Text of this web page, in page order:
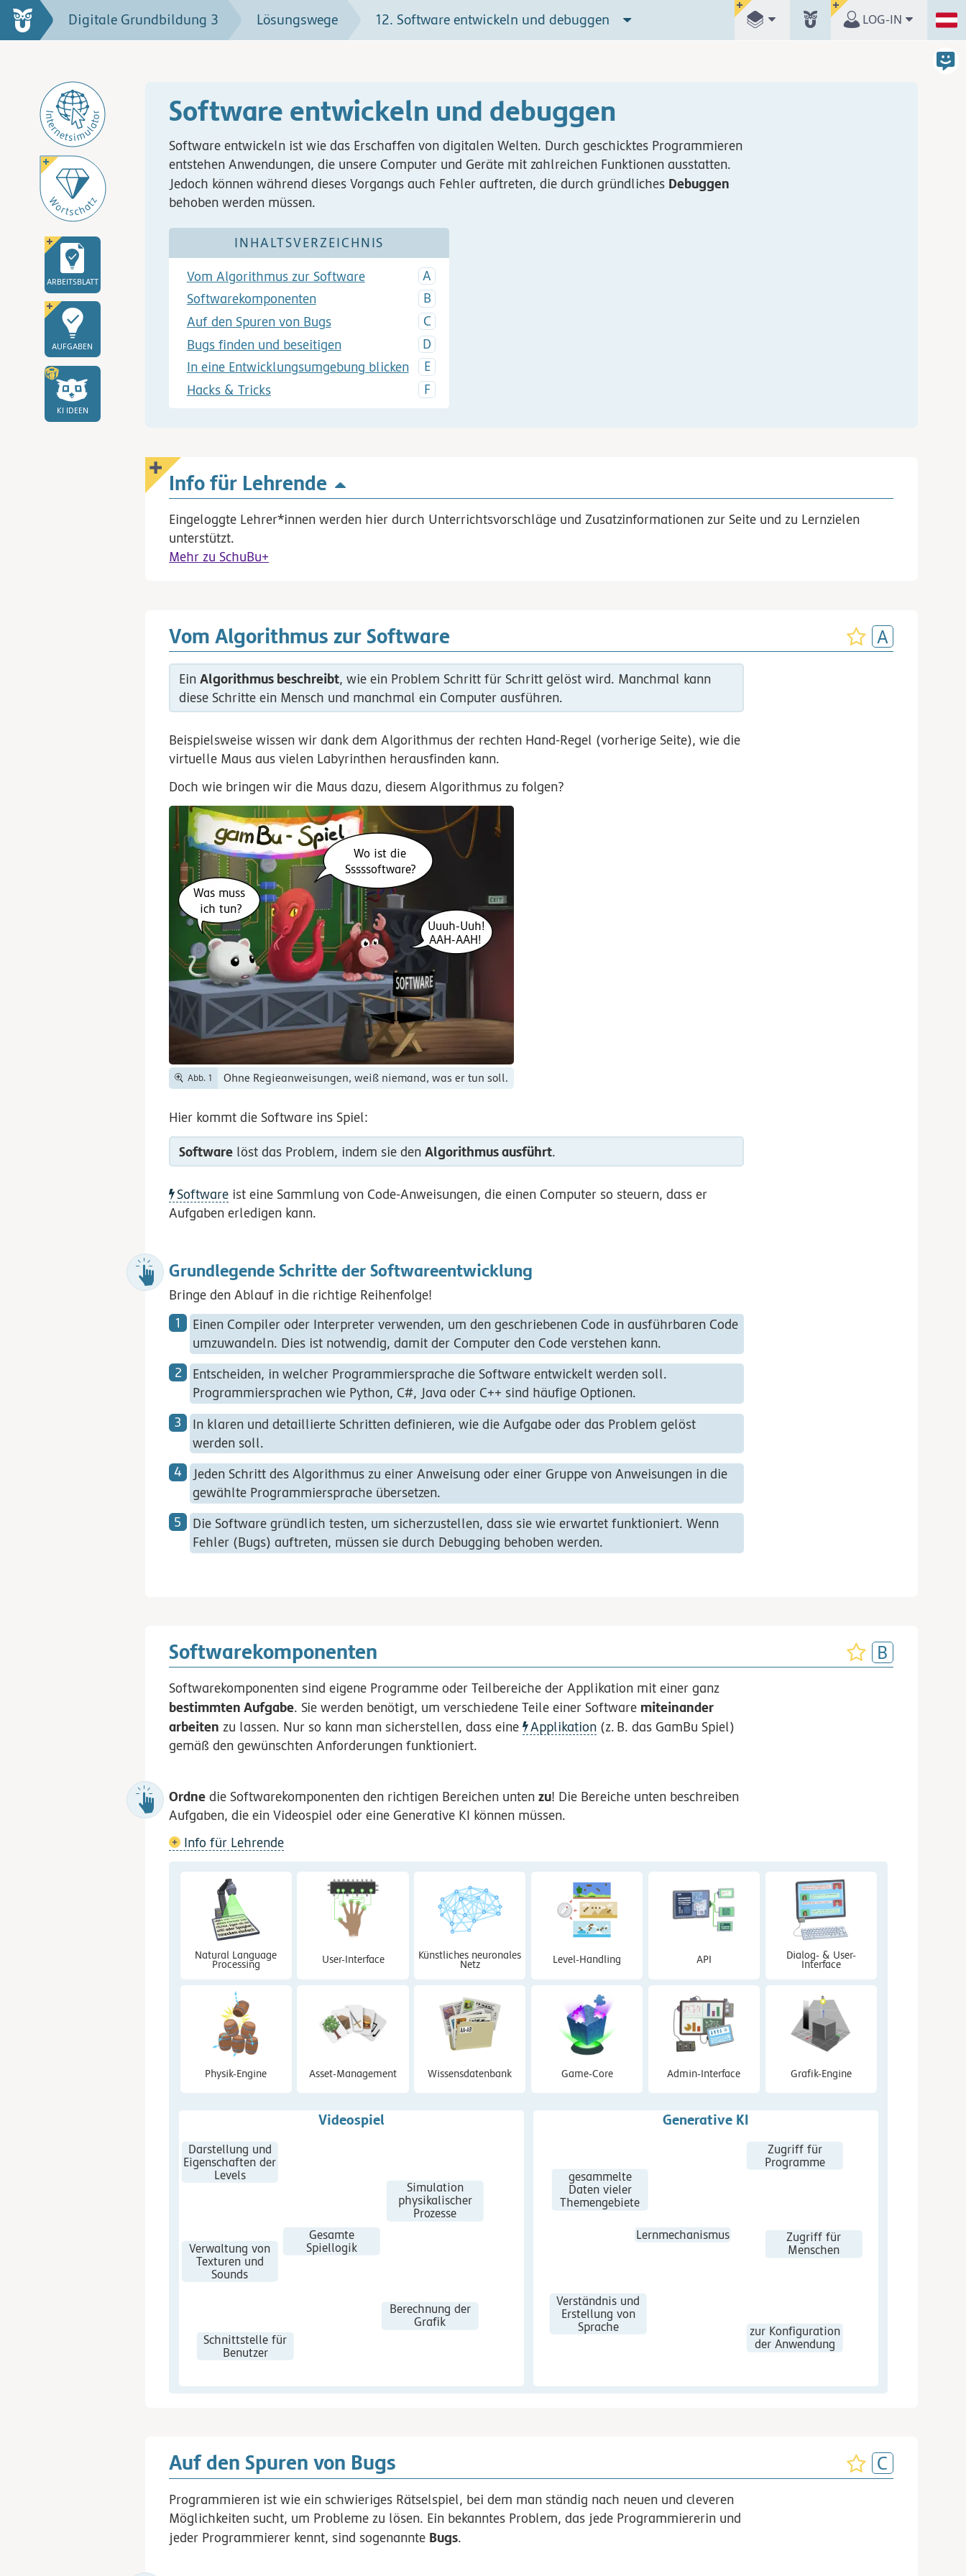
Software entwickeln und debuggen
Software entwickeln ist wie das Erschaffen von digitalen Welten. Durch geschicktes Programmieren
entstehen Anwendungen, die unsere Computer und Geräte mit zahlreichen Funktionen ausstatten.
Jedoch können während dieses Vorgangs auch Fehler auftreten, die durch gründliches Debuggen
behoben werden müssen.
INHALTSVERZEICHNIS
Vom Algorithmus zur Software
Softwarekomponenten
Auf den Spuren von Bugs
Bugs finden und beseitigen
In eine Entwicklungsumgebung blicken
Hacks & Tricks
Info für Lehrende
Eingeloggte Lehrer*innen werden hier durch Unterrichtsvorschläge und Zusatzinformationen zur Seite und zu Lernzielen
unterstützt.
Mehr zu SchuBu+
Vom Algorithmus zur Software
Ein Algorithmus beschreibt, wie ein Problem Schritt für Schritt gelöst wird. Manchmal kann
diese Schritte ein Mensch und manchmal ein Computer ausführen.
Beispielsweise wissen wir dank dem Algorithmus der rechten Hand-Regel (vorherige Seite), wie die
virtuelle Maus aus vielen Labyrinthen herausfinden kann.
Doch wie bringen wir die Maus dazu, diesem Algorithmus zu folgen?
Was muss
ich tun?
Wo ist die
Sssssoftware?
Uuuh-Uuh!
AAH-AAH!
Abb. 1 Ohne Regieanweisungen, weiß niemand, was er tun soll.
Hier kommt die Software ins Spiel:
Softwarelöst das Problem, indem sie den Algorithmus ausführt.
Software
Aufgaben erledigen kann.
Grundlegende Schritte der Softwareentwicklung
Bringe den Ablauf in die richtige Reihenfolge!
Einen Compiler oder Interpreter verwenden, um den geschriebenen Code in ausführbaren Code
umzuwandeln. Dies ist notwendig, damit der Computer den Code verstehen kann.
Entscheiden, in welcher Programmiersprache die Software entwickelt werden soll.
Programmiersprachen wie Python, C#, Java oder C++ sind häufige Optionen.
In klaren und detaillierteSchritten definieren, wie die Aufgabe oder das Problem gelöst
werden soll.
Jeden Schritt des Algorithmus zu einer Anweisung oder einer Gruppe von Anweisungenin die
gewählte Programmiersprache übersetzen.
Die Software gründlich testen, um sicherzustellen, dass sie wie erwartet funktioniert. Wenn
Fehler (Bugs) auftreten, müssen sie durch Debugging behoben werden.
Softwarekomponenten
Softwarekomponenten sind eigene Programme oder Teilbereiche der Applikation mit einer ganz
bestimmten Aufgabe. Sie werden benötigt, um verschiedene Teile einer Software miteinander
arbeiten zu lassen. Nur so kann man sicherstellen, dass eine Applikation (z. B. das GamBu Spiel)
gemäß den gewünschten Anforderungen funktioniert.
Ordne die Softwarekomponenten den richtigen Bereichen untenzu! Die Bereiche unten beschreiben
Aufgaben, die ein Videospiel oder eine Generative KI können müssen.
Info für Lehrende
Natural Language
Processing User-Interface Künstliches neuronales
Netz Level-Handling API Dialog- & User-
Interface
Physik-Engine Asset-Management Wissens­datenbank Game-Core Admin-Interface Grafik-Engine
Videospiel
Schnittstelle für
Benutzer
Darstellung und
Eigenschaften der
Levels
Simulation
physikalischer
Prozesse
Verwaltung von
Texturen und
Sounds
Gesamte
Spiellogik
Berechnung der
Grafik
Generative KI
Verständnis und
Erstellung von
Sprache
Lernmechanismus
Zugriff für
Programme
Zugriff für
Menschen
gesammelte
Daten vieler
Themengebiete
zur Konfiguration
der Anwendung
Auf den Spuren von Bugs
Programmieren ist wie ein schwieriges Rätselspiel, bei dem man ständig nach neuen und cleveren
Möglichkeiten sucht, um Probleme zu lösen. Ein bekanntes Problem, das jede Programmiererin und
jeder Programmierer kennt, sind sogenannte Bugs.
ARBEITSBLATT
AUFGABEN
KI IDEEN
Digitale Grundbildung 3 Lösungswege 12. Software entwickeln und debuggen LOG-IN